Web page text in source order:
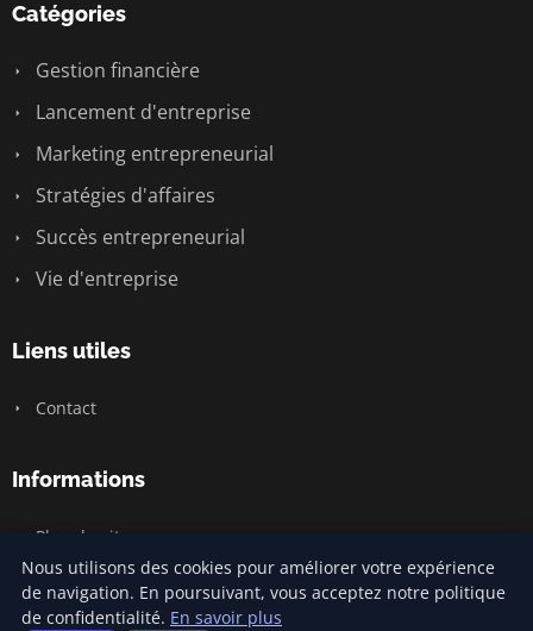
Catégories
Gestion financière
Lancement d'entreprise
Marketing entrepreneurial
Stratégies d'affaires
Succès entrepreneurial
Vie d'entreprise
Liens utiles
Contact
Informations
Plan du site
Nous utilisons des cookies pour améliorer votre expérience
de navigation. En poursuivant, vous acceptez notre politique
de confidentialité. En savoir plus